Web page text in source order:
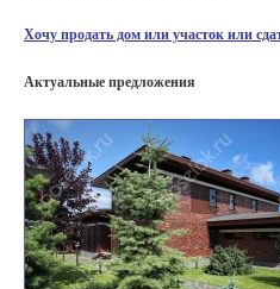
Хочу продать дом или участок или
Актуальные предложения